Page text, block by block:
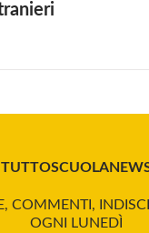
COMMENTI,
OGNI LUNEDÌ